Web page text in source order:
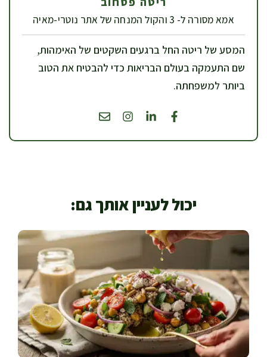
אמא מסורה ל- 3 והקול המנחה של אתר נוטרי-מאיה
המסע של ריטה החל ברגעים השקטים של האימהות,
שם התעמקה בעולם הבריאות כדי להבטיח את הטוב
ביותר למשפחתה.
יכול לעניין אותך גם: